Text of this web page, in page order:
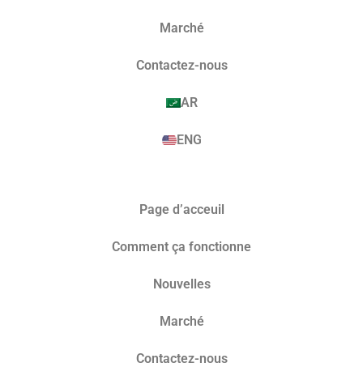
Marché​
Contactez-nous
AR
ENG
Page d’acceuil
Comment ça fonctionne
Nouvelles
Marché​
Contactez-nous